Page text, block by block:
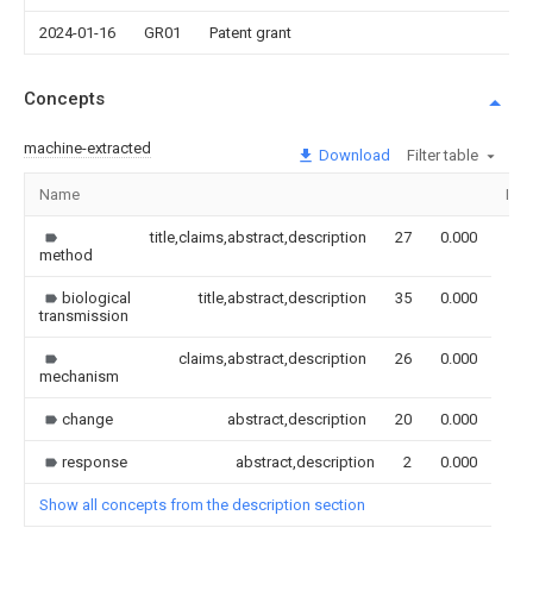
2024-01-16 GR01 Patent grant
Concepts
machine-extracted Download Filter table
Name
method
title,claims,abstract,description 27 0.000
biological
transmission
title,abstract,description 35 0.000
mechanism
claims,abstract,description 26 0.000
change abstract,description 20 0.000
response abstract,description 2 0.000
Show all concepts from the description section